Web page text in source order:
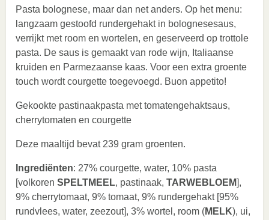
Pasta bolognese, maar dan net anders. Op het menu:
langzaam gestoofd rundergehakt in bolognesesaus,
verrijkt met room en wortelen, en geserveerd op trottole
pasta. De saus is gemaakt van rode wijn, Italiaanse
kruiden en Parmezaanse kaas. Voor een extra groente
touch wordt courgette toegevoegd. Buon appetito!
Gekookte pastinaakpasta met tomatengehaktsaus,
cherrytomaten en courgette
Deze maaltijd bevat 239 gram groenten.
Ingrediënten: 27% courgette, water, 10% pasta
[volkoren SPELTMEEL, pastinaak, TARWEBLOEM],
9% cherrytomaat, 9% tomaat, 9% rundergehakt [95%
rundvlees, water, zeezout], 3% wortel, room (MELK), ui,